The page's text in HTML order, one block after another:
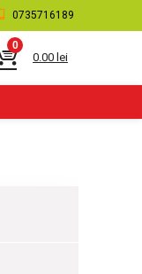
0735716189
0
0.00 lei